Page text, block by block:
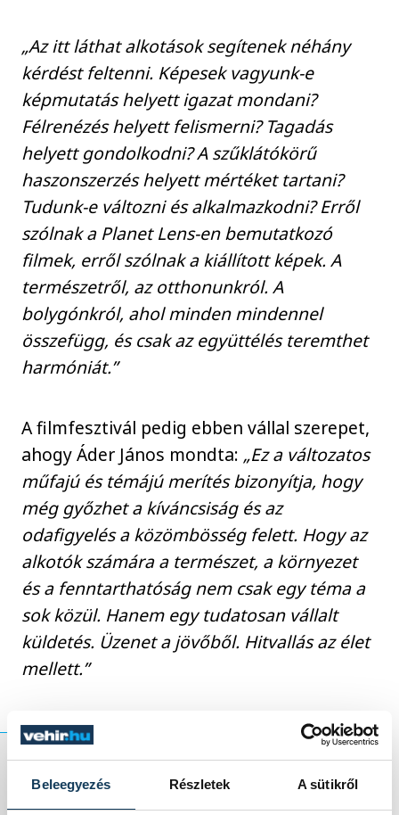
Beleegyezés Részletek A sütikről
„Az itt láthat alkotások segítenek néhány
kérdést feltenni. Képesek vagyunk-e
képmutatás helyett igazat mondani?
Félrenézés helyett felismerni? Tagadás
helyett gondolkodni? A szűklátókörű
haszonszerzés helyett mértéket tartani?
Tudunk-e változni és alkalmazkodni? Erről
szólnak a Planet Lens-en bemutatkozó
filmek, erről szólnak a kiállított képek. A
természetről, az otthonunkról. A
bolygónkról, ahol minden mindennel
összefügg, és csak az együttélés teremthet
harmóniát.”
A filmfesztivál pedig ebben vállal szerepet,
ahogy Áder János mondta:„Ez a változatos
műfajú és témájú merítés bizonyítja, hogy
még győzhet a kíváncsiság és az
odafigyelés a közömbösség felett. Hogy az
alkotók számára a természet, a környezet
és a fenntarthatóság nem csak egy téma a
sok közül. Hanem egy tudatosan vállalt
küldetés. Üzenet a jövőből. Hitvallás az élet
mellett.”
A Planet Lens